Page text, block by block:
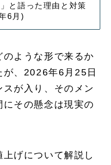
と語った理由と対策
6月)
ような形で来るか
が、2026年6月25日
が入り、そのメン
その懸念は現実の
げについて解説し